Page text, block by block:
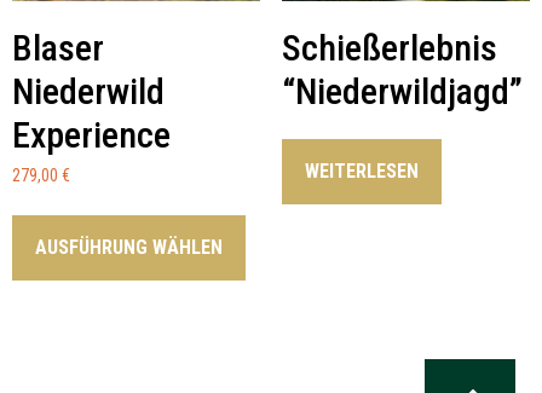
Blaser
Niederwild
Experience
279,00 €
AUSFÜHRUNG WÄHLEN
Schießerlebnis
“Niederwildjagd”
WEITERLESEN